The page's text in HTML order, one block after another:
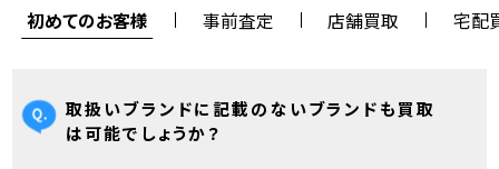
初めてのお客様 事前査定 店舗買取 宅配
取扱いブランドに記載のないブランドも買取
は可能でしょうか？